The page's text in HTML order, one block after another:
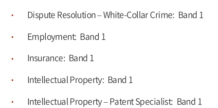
Dispute Resolution – White-Collar Crime: Band 1
Employment: Band 1
Insurance: Band 1
Intellectual Property: Band 1
Intellectual Property – Patent Specialist: Band 1